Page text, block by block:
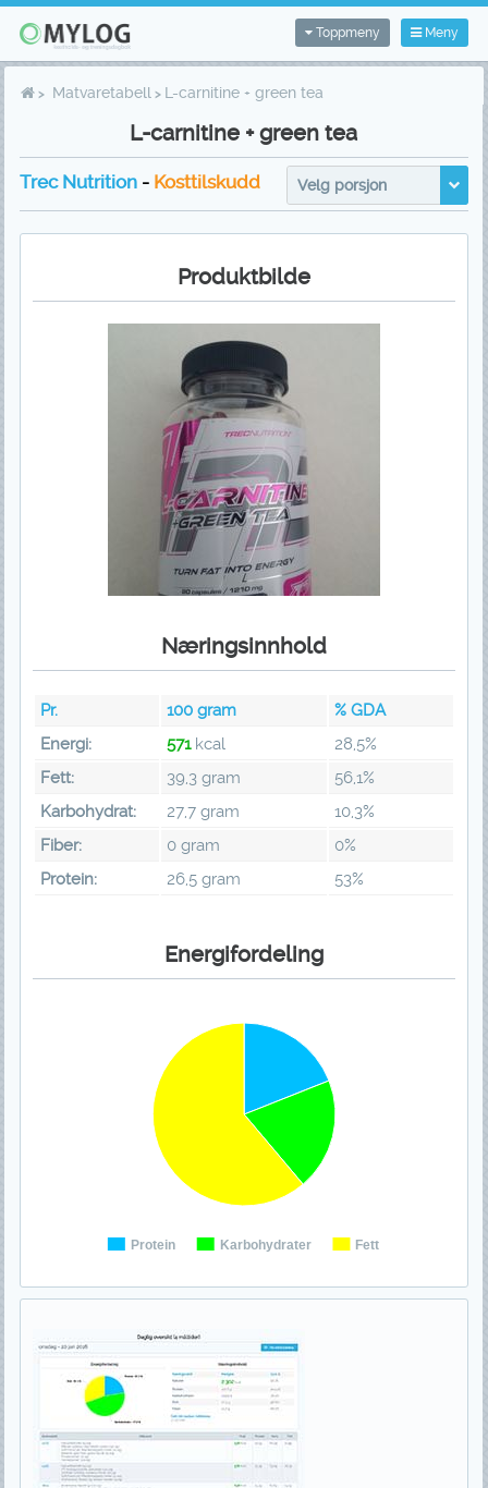
Meny
Toppmeny
Matvaretabell L-carnitine + green tea
L-carnitine + green tea
Trec Nutrition- Kosttilskudd Velg porsjon
Produktbilde
Næringsinnhold
Pr. 100gram
% GDA
Energi:
571kcal
28,5%
Fett:
39,3 gram
56,1%
Karbohydrat:
27,7 gram
10,3%
Fiber:
0 gram
0%
Protein:
26,5 gram 53%
Energifordeling
Protein Karbohydrater Fett